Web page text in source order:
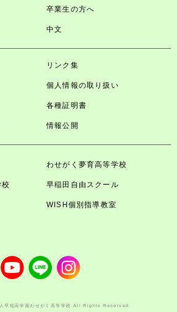
卒業生の方へ
中文
リンク集
個人情報の取り扱い
各種証明書
情報公開
わせがく夢育高等学校
早稲田自由スクール
WISH個別指導教室
早稲田学園わせがく高等学校 All Rights Reserved.